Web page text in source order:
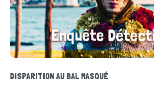
DISPARITION AU BAL MASQUÉ